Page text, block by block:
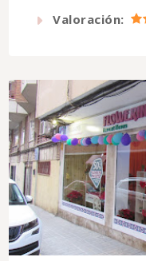
Valoración: